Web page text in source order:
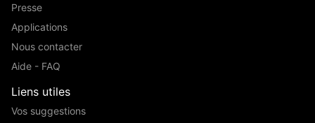
Presse
Applications
Nous contacter
Aide - FAQ
Liens utiles
Vos suggestions